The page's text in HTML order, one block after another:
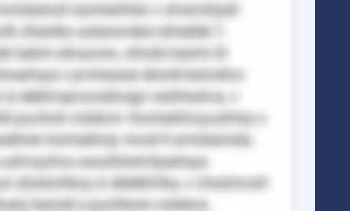
razmeshten v otverstiyah
zhestko ustanovleni shtabiki 7,
takim obrazom, chtobi tsentri ih
v protsesse sborki katodno-
elektroprovodnogo veshtestva, v
puchok volokon i kontaktiruyushtey s
kontaktniy vivod 9 avtokatoda.
osushtestvlyaetsya
obolochkoy iz dielektrika, v chastnosti
katodi s puchkom volokon,